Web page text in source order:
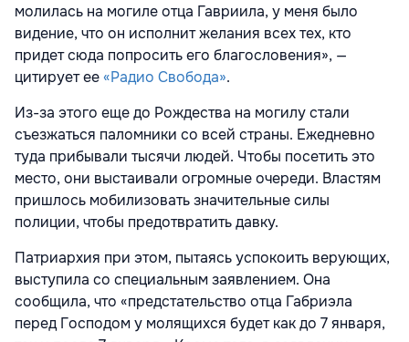
молилась на могиле отца Гавриила, у меня было
видение, что он исполнит желания всех тех, кто
придет сюда попросить его благословения», —
цитирует ее«Радио Свобода».
Из-за этого еще до Рождества на могилу стали
съезжаться паломники со всей страны. Ежедневно
туда прибывали тысячи людей. Чтобы посетить это
место, они выстаивали огромные очереди. Властям
пришлось мобилизовать значительные силы
полиции, чтобы предотвратить давку.
Патриархия при этом, пытаясь успокоить верующих,
выступила со специальным заявлением. Она
сообщила, что «предстательство отца Габриэла
перед Господом у молящихся будет как до 7 января,